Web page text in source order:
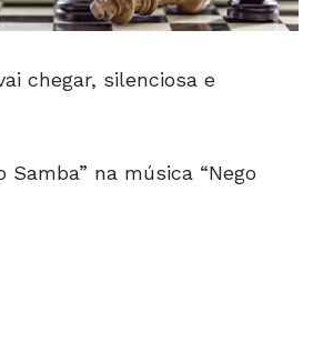
chegar, silenciosa e
na música “Nego